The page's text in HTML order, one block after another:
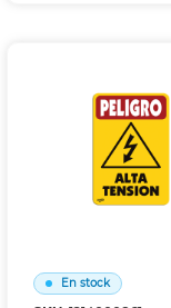
En stock